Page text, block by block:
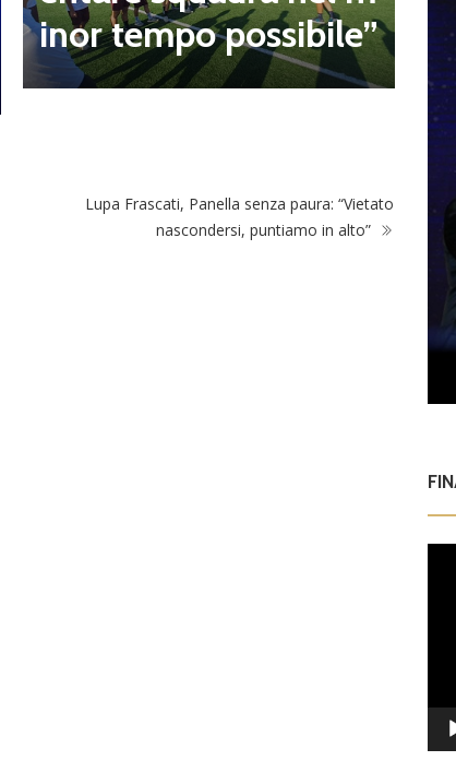
inor tempo possibile”
to
Lupa Frascati, Panella senza paura: “Vietato
nascondersi, puntiamo in alto”